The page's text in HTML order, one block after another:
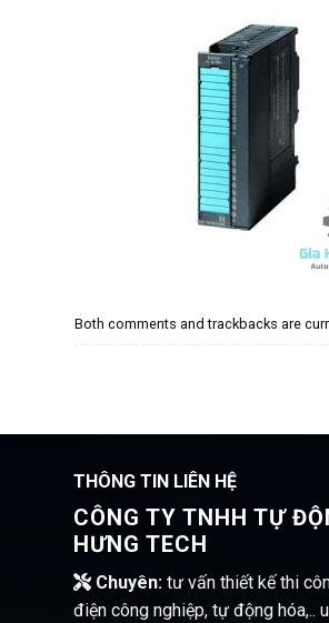
Both comments and trackbacks are
THÔNG TIN LIÊN HỆ
CÔNG TY TNHH TỰ
HƯNG TECH
Chuyên:tư vấn thiết kế thi
điện công nghiệp, tự động hóa,..